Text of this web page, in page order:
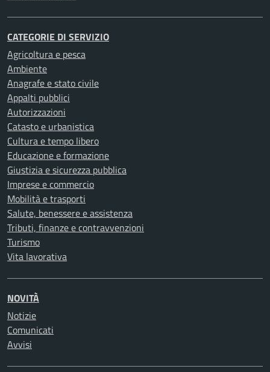
CATEGORIE DI SERVIZIO
Agricoltura e pesca
Ambiente
Anagrafe e stato civile
Appalti pubblici
Autorizzazioni
Catasto e urbanistica
Cultura e tempo libero
Educazione e formazione
Giustizia e sicurezza pubblica
Imprese e commercio
Mobilità e trasporti
Salute, benessere e assistenza
Tributi, finanze e contravvenzioni
Turismo
Vita lavorativa
NOVITÀ
Notizie
Comunicati
Avvisi